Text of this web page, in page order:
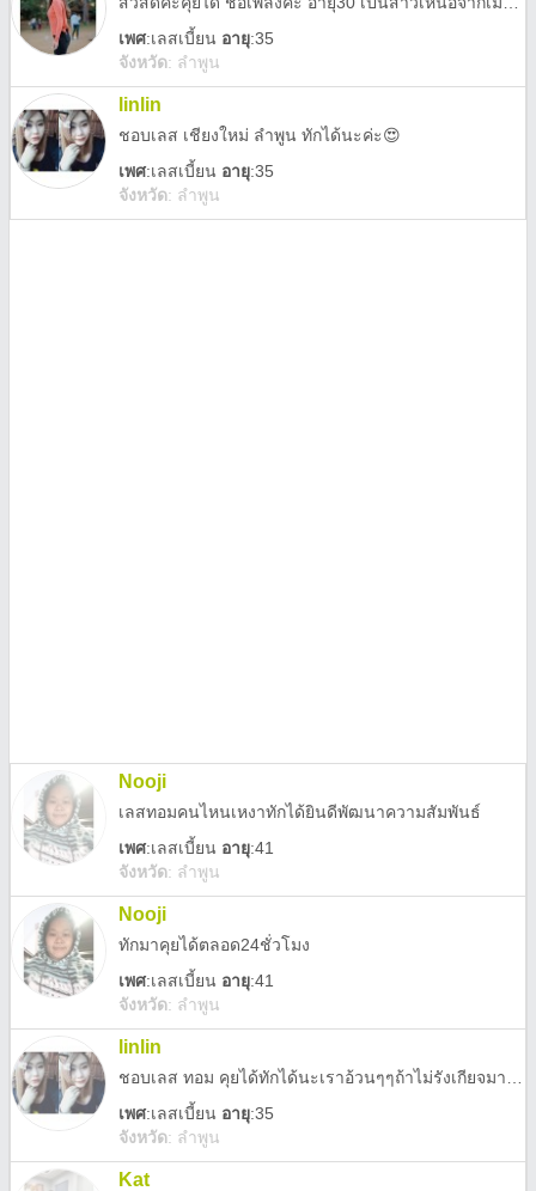
เพศ:เลสเบี้ยน อายุ:35
จังหวัด: ลำพูน
linlin
ชอบเลส​ เชียงใหม่​ ลำ​พูน​ ทักได้​นะ​ค่ะ​😍
เพศ:เลสเบี้ยน อายุ:35
จังหวัด: ลำพูน
Nooji
เลสทอมคนไหนเหงาทักได้ยินดีพัฒนาความสัมพันธ์
เพศ:เลสเบี้ยน อายุ:41
จังหวัด: ลำพูน
Nooji
ทักมาคุยได้ตลอด24ชั่วโมง
เพศ:เลสเบี้ยน อายุ:41
จังหวัด: ลำพูน
linlin
เพศ:เลสเบี้ยน อายุ:35
จังหวัด: ลำพูน
Kat